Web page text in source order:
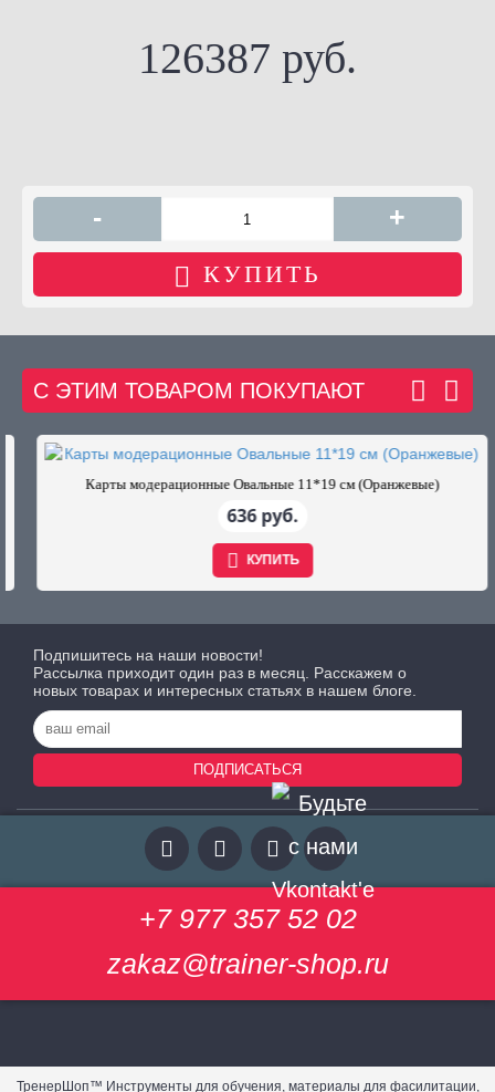
126387 руб.
- +
КУПИТЬ
С ЭТИМ ТОВАРОМ ПОКУПАЮТ
Карты модерационные Овальные 11*19 см (Оранжевые)
636 руб.
КУПИТЬ
Подпишитесь на наши новости!
Рассылка приходит один раз в месяц. Расскажем о
новых товарах и интересных статьях в нашем блоге.
ПОДПИСАТЬСЯ
+7 977 357 52 02
zakaz@trainer-shop.ru
ТренерШоп™ Инструменты для обучения, материалы для фасилитации,